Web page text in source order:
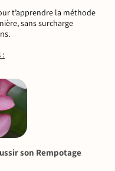
t’apprendre la méthode
sans surcharge
:
son Rempotage